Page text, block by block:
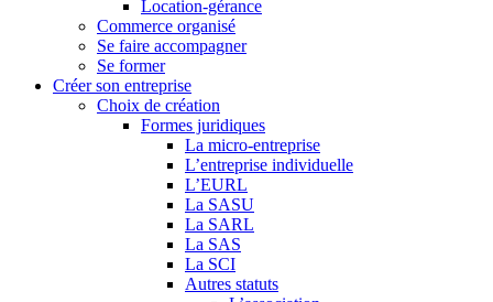
Location-gérance
Commerce organisé
Se faire accompagner
Se former
Créer son entreprise
Choix de création
Formes juridiques
La micro-entreprise
L’entreprise individuelle
L’EURL
La SASU
La SARL
La SAS
La SCI
Autres statuts